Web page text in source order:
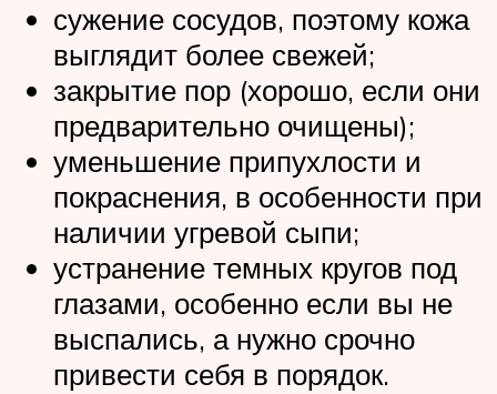
сужение сосудов, поэтому кожа
выглядит более свежей;
закрытие пор (хорошо, если они
предварительно очищены);
уменьшение припухлости и
покраснения, в особенности при
наличии угревой сыпи;
устранение темных кругов под
глазами, особенно если вы не
выспались, а нужно срочно
привести себя в порядок.